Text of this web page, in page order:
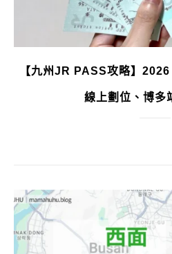
【九州JR PASS攻略】
線上劃位、博多